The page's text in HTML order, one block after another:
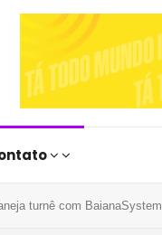
turnê com BaianaSystem